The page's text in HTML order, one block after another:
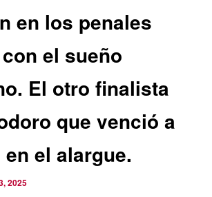
en los penales
el sueño
El otro finalista
que venció a
el alargue.
2025